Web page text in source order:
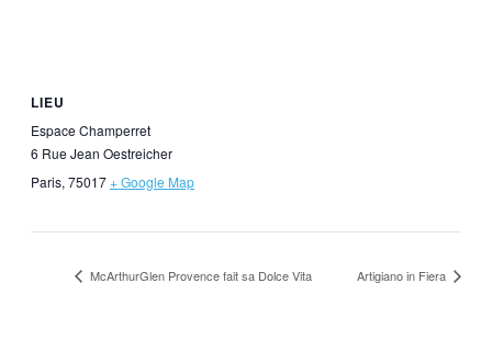
LIEU
Espace Champerret
6 Rue Jean Oestreicher
Paris, 75017+ Google Map
McArthurGlen Provence fait sa Dolce Vita Artigiano in Fiera